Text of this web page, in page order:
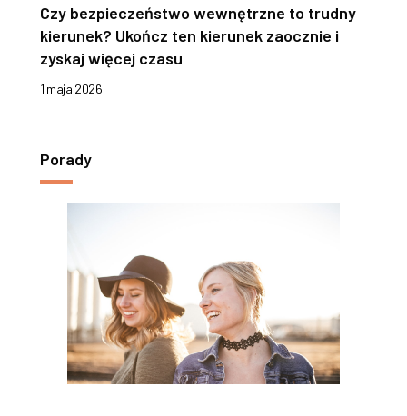
Czy bezpieczeństwo wewnętrzne to trudny
kierunek? Ukończ ten kierunek zaocznie i
zyskaj więcej czasu
1 maja 2026
Porady